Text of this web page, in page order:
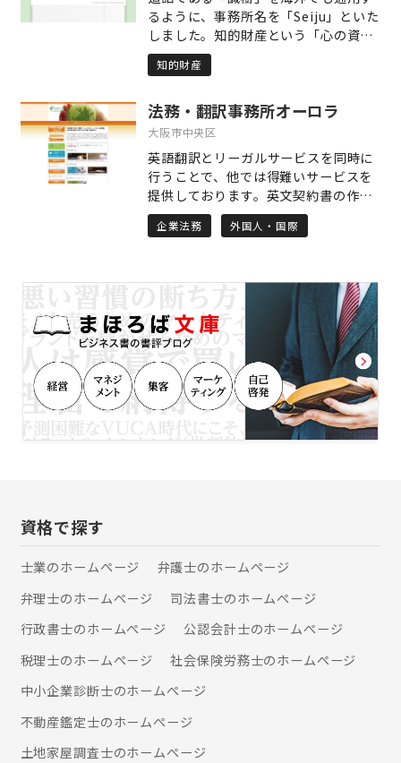
考えています。 ○コンセプト2 「気
軽に相談できる環境づくり」 私たち
は、数多くの労務問題、離婚・相続等
家事事件を解決に導いている一方で、
損害保険会社と提携して交通事故事案
通事故事案実務に自信があります。 ま
た、労働事件についても多くの経験を
有し、強みを有しております。 さら
に、刑事事件についても多くの事例を
取り扱っています。 ご相談者様の幅広
いお悩み事を法的に整理し、解決する
ことが私たちの目的です。 ○コンセプ
早ければ、解決が容易であったケース
が枚挙に暇がありません。 あるべきゴ
ールあるいは妥結点を見据えて、適切
な打ち手を出し続けていくこと。そう
してご相談者様を導きながら歩みを共
にすることが私たちの役割です。
るように、事務所名を「Seiju」といた
しました。知的財産という「心の資
産」を扱うには「誠意」が最も大切で
す。クライアント様の業績が「樹木」
ことを祈念して、誠実に業務に取り組
みます。気づきを促す研修の実施、マ
ーケティングを前提とする特許仮出
願、経営者の皆様への知財サポート等
により、クライアント様の潜在力を生
かすことを心がけています。
知的財産
法務・翻訳事務所オーロラ
大阪市中央区
英語翻訳とリーガルサービスを同時に
行うことで、他では得難いサービスを
提供しております。英文契約書の作成
（ドラフト）、英語によるビザのアド
バイスなどがその一例です。契約書の
に活かされるというように、業務間で
相乗効果が生み出されて日々価値を高
めている当事務所が、ビジネス促進、
問題解決などにご協力します。
企業法務 外国人・国際
資格で探す
士業のホームぺージ
弁護士のホームぺージ
弁理士のホームぺージ
司法書士のホームぺージ
行政書士のホームぺージ
公認会計士のホームぺージ
税理士のホームぺージ
社会保険労務士のホームぺージ
中小企業診断士のホームぺージ
不動産鑑定士のホームぺージ
土地家屋調査士のホームぺージ